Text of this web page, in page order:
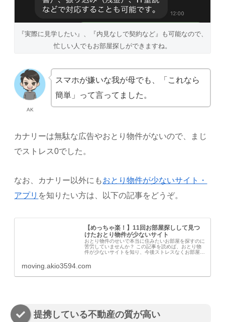
『実際に見学したい』、『内見なしで契約など』も可能なので、
忙しい人でもお部屋探しができますね。
AK
スマホが嫌いな我が母でも、「これなら
簡単」って言ってました。
カナリーは無駄な広告やおとり物件がないので、まじ
でストレス0でした。
なお、カナリー以外にもおとり物件が少ないサイト・
アプリ を知りたい方は、以下の記事をどうぞ。
【めっちゃ楽！】11回お部屋探しして見つ
けたおとり物件が少ないサイト
おとり物件のせいで本当に住みたいお部屋を探すのに
苦労していませんか？ この記事を読めば、おとり物
件が少ないサイトを知り、今後ストレスなくお部屋探
moving.akio3594.com
提携している不動産の質が高い